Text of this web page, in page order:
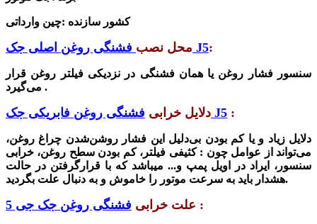
کشور سازنده :چین وارداتی
محل نصب فشنگی روغن اصلی جک J5:
سنسور فشار روغن یا همان فشنگی در نزدیکی فیلتر روغن قرار
می‌گیرد .
دلایل خرابی فشنگی روغن فابریکی جک J5 :
دلایل زیاد و یا کم بودن بی‌دلیل این فشار روشن‌شدن چراغ روغن،
می‌تواند از عوامل چون : کثیفی فیلتر، کم بودن سطح روغن، خرابی
سنسور، ایراد در اویل پمپ و...‌ میباشد که با قرار‌گرفتن در حالت
هشدار باید به سرعت موتور را خاموش و به دنبال علت بگردید.
علت خرابی فشنگی روغن جک جی 5 :